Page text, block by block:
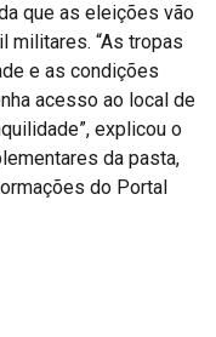
que as eleições vão
militares. “As tropas
e as condições
acesso ao local de
explicou o
da pasta,
do Portal